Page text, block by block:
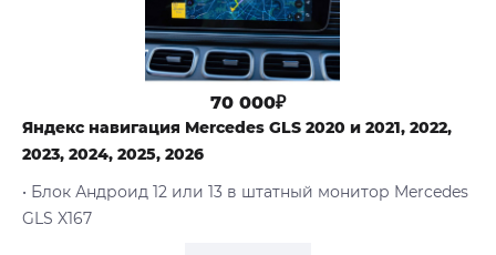
70 000₽
Яндекс навигация Mercedes GLS 2020 и 2021, 2022,
2023, 2024, 2025, 2026
• Блок Андроид 12 или 13 в штатный монитор Mercedes
GLS X167